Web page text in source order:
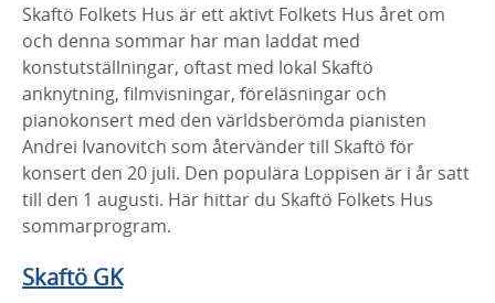
Skaftö Folkets Hus är ett aktivt Folkets Hus året om
och denna sommar har man laddat med
konstutställningar, oftast med lokal Skaftö
anknytning, filmvisningar, föreläsningar och
pianokonsert med den världsberömda pianisten
Andrei Ivanovitch som återvänder till Skaftö för
konsert den 20 juli. Den populära Loppisen är i år satt
till den 1 augusti. Här hittar du Skaftö Folkets Hus
sommarprogram.
Skaftö GK